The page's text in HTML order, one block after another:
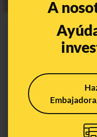
A
Las redes de